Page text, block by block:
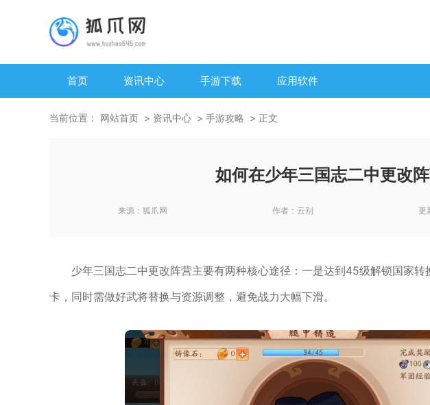
首页 资讯中心 手游下载 应用软件
当前位置： 网站首页 资讯中心 手游攻略 正文
如何在少年三国志二中更改
来源： 狐爪网 作者： 云别 更
少年三国志二中更改阵营主要有两种核心途径：一是达到45级解锁国家
卡，同时需做好武将替换与资源调整，避免战力大幅下滑。